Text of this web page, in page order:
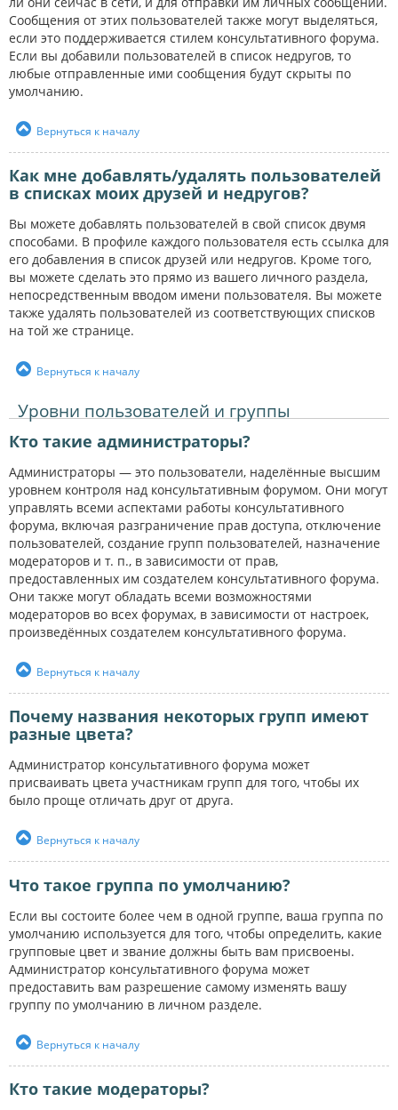
Сообщения от этих пользователей также могут выделяться,
если это поддерживается стилем консультативного форума.
Если вы добавили пользователей в список недругов, то
любые отправленные ими сообщения будут скрыты по
умолчанию.
Вернуться к началу
Как мне добавлять/удалять пользователей
в списках моих друзей и недругов?
Вы можете добавлять пользователей в свой список двумя
способами. В профиле каждого пользователя есть ссылка для
его добавления в список друзей или недругов. Кроме того,
вы можете сделать это прямо из вашего личного раздела,
непосредственным вводом имени пользователя. Вы можете
также удалять пользователей из соответствующих списков
на той же странице.
Вернуться к началу
Уровни пользователей и группы
Кто такие администраторы?
Администраторы — это пользователи, наделённые высшим
уровнем контроля над консультативным форумом. Они могут
управлять всеми аспектами работы консультативного
форума, включая разграничение прав доступа, отключение
пользователей, создание групп пользователей, назначение
модераторов и т. п., в зависимости от прав,
предоставленных им создателем консультативного форума.
Они также могут обладать всеми возможностями
модераторов во всех форумах, в зависимости от настроек,
произведённых создателем консультативного форума.
Вернуться к началу
Почему названия некоторых групп имеют
разные цвета?
Администратор консультативного форума может
присваивать цвета участникам групп для того, чтобы их
было проще отличать друг от друга.
Вернуться к началу
Что такое группа по умолчанию?
Если вы состоите более чем в одной группе, ваша группа по
умолчанию используется для того, чтобы определить, какие
групповые цвет и звание должны быть вам присвоены.
Администратор консультативного форума может
предоставить вам разрешение самому изменять вашу
группу по умолчанию в личном разделе.
Вернуться к началу
Кто такие модераторы?